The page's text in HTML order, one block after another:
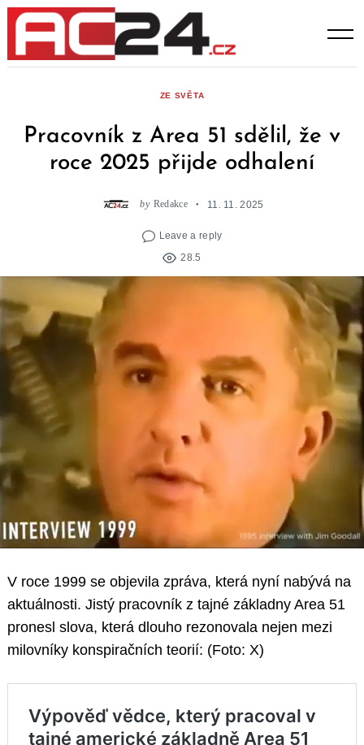
Skip
content
ZE SVĚTA
Pracovník z Area 51 sdělil, že v
roce 2025 přijde odhalení
by Redakce 11. 11. 2025
Leave a reply
28.5
V roce 1999 se objevila zpráva, která nyní nabývá na
aktuálnosti. Jistý pracovník z tajné základny Area 51
pronesl slova, která dlouho rezonovala nejen mezi
milovníky konspiračních teorií: (Foto: X)